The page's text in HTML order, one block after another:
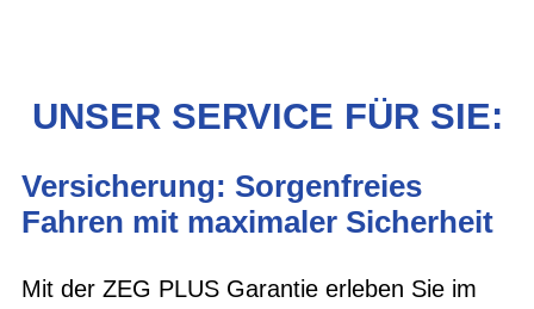
UNSER SERVICE FÜR SIE:
Versicherung: Sorgenfreies
Fahren mit maximaler Sicherheit
Mit der ZEG PLUS Garantie erleben Sie im